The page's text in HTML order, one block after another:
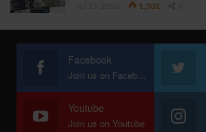
1,301
Facebook
Join us on Facebook
Youtube
Join us on Youtube